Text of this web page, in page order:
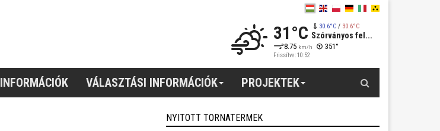
31°C 30.6°C/ 30.6°C
Szórványos fel...
8.75 km/h 351°
Frissítve: 10:52
INFORMÁCIÓK VÁLASZTÁSI INFORMÁCIÓK PROJEKTEK
NYITOTT TORNATERMEK